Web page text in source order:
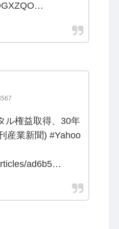
権益取得、30年
産業新聞) #Yahoo
ad6b5…